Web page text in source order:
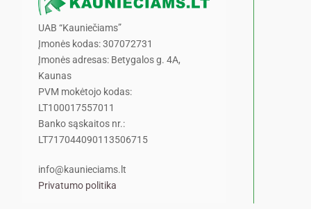
UAB “Kauniečiams”
Įmonės kodas: 307072731
Įmonės adresas: Betygalos g. 4A,
Kaunas
PVM mokėtojo kodas:
LT100017557011
Banko sąskaitos nr.:
LT717044090113506715
info@kaunieciams.lt
Privatumo politika